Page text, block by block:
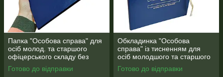
Папка "Особова справа" для
осіб молод. та старшого
офіцерського складу без
клапанів, з тисненням "під
золото" (корінець 10 мм)
Готово до відправки
Обкладинка "Особова
справа" із тисненням для
осіб молодшого та старшого
офіцерського складу ф. А4
без клапанів бумвініл 10 мм
Готово до відправки